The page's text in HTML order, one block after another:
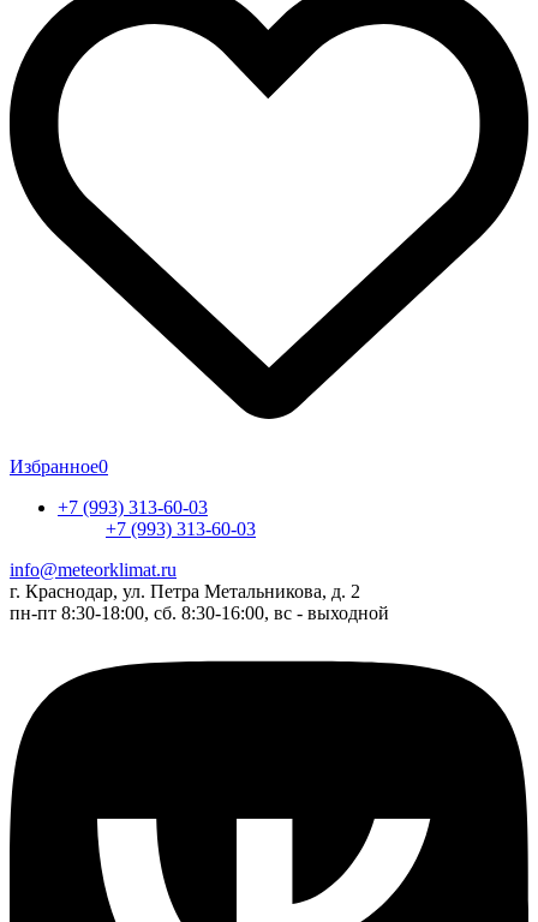
Избранное0
+7 (993) 313-60-03
+7 (993) 313-60-03
info@meteorklimat.ru
г. Краснодар, ул. Петра Метальникова, д. 2
пн-пт 8:30-18:00, сб. 8:30-16:00, вс - выходной